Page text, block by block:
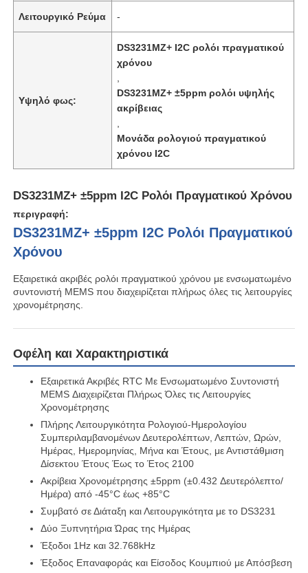
Σπίτι
Προϊόντα
Βίντεο
Σχετικά με εμάς
Επισκέψεις στο εργοστάσιο
Έλεγχος Ποιότητας
Επικοινωνήστε μαζί μας
Λειτουργικό Ρεύμα -
Υψηλό φως:
DS3231MZ+ I2C ρολόι πραγματικού
χρόνου
DS3231MZ+ ±5ppm ρολόι υψηλής
ακρίβειας
Μονάδα ρολογιού πραγματικού
χρόνου I2C
DS3231MZ+ ±5ppm I2C Ρολόι Πραγματικού Χρόνου
περιγραφή:
DS3231MZ+ ±5ppm I2C Ρολόι Πραγματικού
Χρόνου
Εξαιρετικά ακριβές ρολόι πραγματικού χρόνου με ενσωματωμένο
συντονιστή MEMS που διαχειρίζεται πλήρως όλες τις λειτουργίες
χρονομέτρησης.
Οφέλη και Χαρακτηριστικά
Εξαιρετικά Ακριβές RTC Με Ενσωματωμένο Συντονιστή
MEMS Διαχειρίζεται Πλήρως Όλες τις Λειτουργίες
Χρονομέτρησης
Πλήρης Λειτουργικότητα Ρολογιού-Ημερολογίου
Συμπεριλαμβανομένων Δευτερολέπτων, Λεπτών, Ωρών,
Ημέρας, Ημερομηνίας, Μήνα και Έτους, με Αντιστάθμιση
Δίσεκτου Έτους Έως το Έτος 2100
Ακρίβεια Χρονομέτρησης ±5ppm (±0.432 Δευτερόλεπτο/
Ημέρα) από -45°C έως +85°C
Συμβατό σε Διάταξη και Λειτουργικότητα με το DS3231
Δύο Ξυπνητήρια Ώρας της Ημέρας
Έξοδοι 1Hz και 32.768kHz
Έξοδος Επαναφοράς και Είσοδος Κουμπιού με Απόσβεση